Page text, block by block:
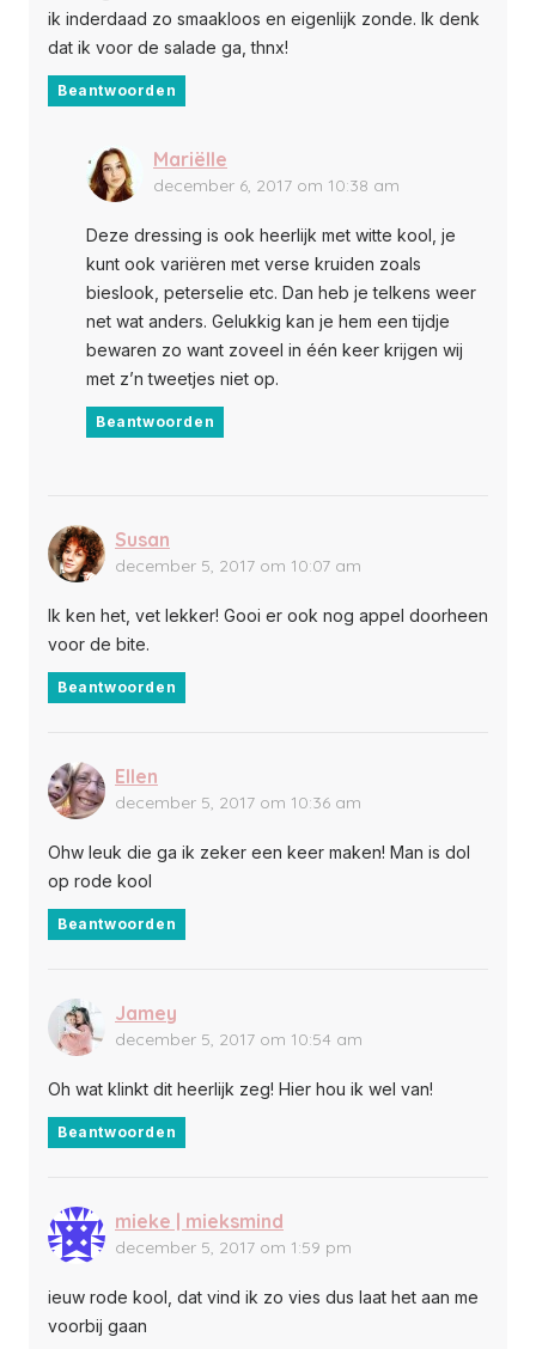
ik inderdaad zo smaakloos en eigenlijk zonde. Ik denk
dat ik voor de salade ga, thnx!
Beantwoorden
Mariëlle
december 6, 2017 om 10:38 am
Deze dressing is ook heerlijk met witte kool, je
kunt ook variëren met verse kruiden zoals
bieslook, peterselie etc. Dan heb je telkens weer
net wat anders. Gelukkig kan je hem een tijdje
bewaren zo want zoveel in één keer krijgen wij
met z’n tweetjes niet op.
Beantwoorden
Susan
december 5, 2017 om 10:07 am
Ik ken het, vet lekker! Gooi er ook nog appel doorheen
voor de bite.
Beantwoorden
Ellen
december 5, 2017 om 10:36 am
Ohw leuk die ga ik zeker een keer maken! Man is dol
op rode kool
Beantwoorden
Jamey
december 5, 2017 om 10:54 am
Oh wat klinkt dit heerlijk zeg! Hier hou ik wel van!
Beantwoorden
mieke | mieksmind
december 5, 2017 om 1:59 pm
ieuw rode kool, dat vind ik zo vies dus laat het aan me
voorbij gaan